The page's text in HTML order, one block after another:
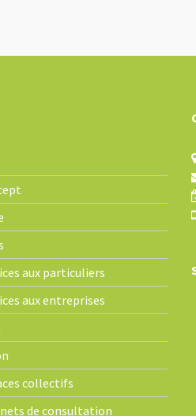
aux particuliers
aux entreprises
collectifs
de consultation